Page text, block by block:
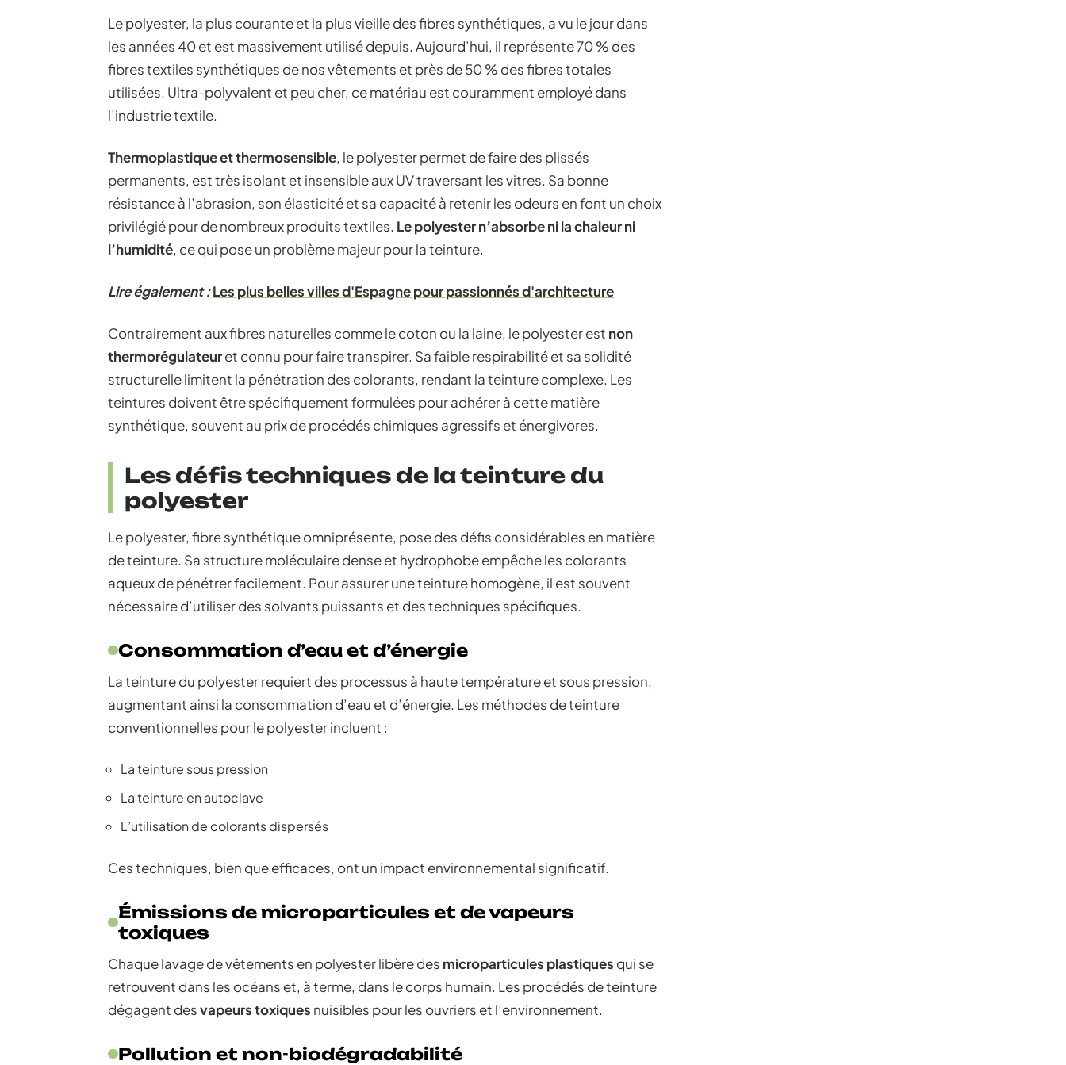
Le polyester, la plus courante et la plus vieille des fibres synthétiques, a vu le jour dans
les années 40 et est massivement utilisé depuis. Aujourd’hui, il représente 70 % des
fibres textiles synthétiques de nos vêtements et près de 50 % des fibres totales
utilisées. Ultra-polyvalent et peu cher, ce matériau est couramment employé dans
l’industrie textile.
Thermoplastique et thermosensible, le polyester permet de faire des plissés
permanents, est très isolant et insensible aux UV traversant les vitres. Sa bonne
résistance à l’abrasion, son élasticité et sa capacité à retenir les odeurs en font un choix
privilégié pour de nombreux produits textiles. Le polyester n’absorbe ni la chaleur ni
l’humidité, ce qui pose un problème majeur pour la teinture.
Lire également :Les plus belles villes d'Espagne pour passionnés d'architecture
Contrairement aux fibres naturelles comme le coton ou la laine, le polyester est non
thermorégulateuret connu pour faire transpirer. Sa faible respirabilité et sa solidité
structurelle limitent la pénétration des colorants, rendant la teinture complexe. Les
teintures doivent être spécifiquement formulées pour adhérer à cette matière
synthétique, souvent au prix de procédés chimiques agressifs et énergivores.
Les défis techniques de la teinture du
polyester
Le polyester, fibre synthétique omniprésente, pose des défis considérables en matière
de teinture. Sa structure moléculaire dense et hydrophobe empêche les colorants
aqueux de pénétrer facilement. Pour assurer une teinture homogène, il est souvent
nécessaire d’utiliser des solvants puissants et des techniques spécifiques.
Consommation d’eau et d’énergie
La teinture du polyester requiert des processus à haute température et sous pression,
augmentant ainsi la consommation d’eau et d’énergie. Les méthodes de teinture
conventionnelles pour le polyester incluent :
La teinture sous pression
La teinture en autoclave
L’utilisation de colorants dispersés
Ces techniques, bien que efficaces, ont un impact environnemental significatif.
Émissions de microparticules et de vapeurs
toxiques
Chaque lavage de vêtements en polyester libère des microparticules plastiques qui se
retrouvent dans les océans et, à terme, dans le corps humain. Les procédés de teinture
dégagent desvapeurs toxiques nuisibles pour les ouvriers et l’environnement.
Pollution et non-biodégradabilité